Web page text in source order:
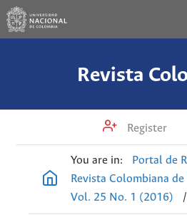
Revista
Register
You are in: Portal de
Revista Colombiana
Vol. 25 No. 1 (2016)
/